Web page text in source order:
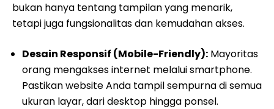
bukan hanya tentang tampilan yang menarik,
tetapi juga fungsionalitas dan kemudahan akses.
Desain Responsif (Mobile-Friendly): Mayoritas
orang mengakses internet melalui smartphone.
Pastikan website Anda tampil sempurna di semua
ukuran layar, dari desktop hingga ponsel.